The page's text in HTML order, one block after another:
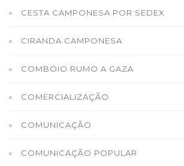
CESTA CAMPONESA POR SEDEX
CIRANDA CAMPONESA
COMBOIO RUMO A GAZA
COMERCIALIZAÇÃO
COMUNICAÇÃO
COMUNICAÇÃO POPULAR